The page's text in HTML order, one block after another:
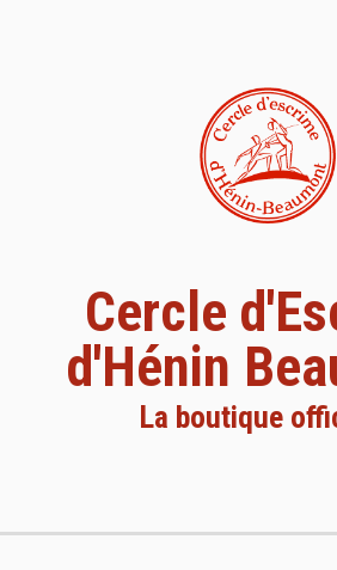
Site Web du club
Facebook
Se connecter
Panier (vide
Cercle
d'Hénin
La boutique